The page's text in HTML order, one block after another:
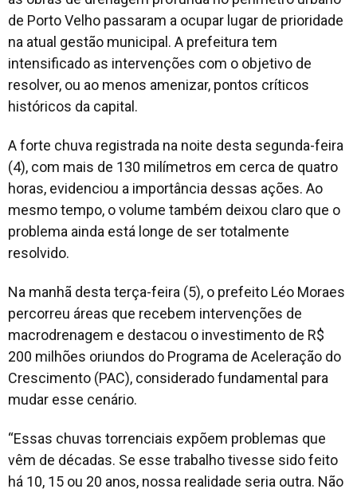
de Porto Velho passaram a ocupar lugar de prioridade
na atual gestão municipal. A prefeitura tem
intensificado as intervenções com o objetivo de
resolver, ou ao menos amenizar, pontos críticos
históricos da capital.
A forte chuva registrada na noite desta segunda-feira
(4), com mais de 130 milímetros em cerca de quatro
horas, evidenciou a importância dessas ações. Ao
mesmo tempo, o volume também deixou claro que o
problema ainda está longe de ser totalmente
resolvido.
Na manhã desta terça-feira (5), o prefeito Léo Moraes
percorreu áreas que recebem intervenções de
macrodrenagem e destacou o investimento de R$
200 milhões oriundos do Programa de Aceleração do
Crescimento (PAC), considerado fundamental para
mudar esse cenário.
“Essas chuvas torrenciais expõem problemas que
vêm de décadas. Se esse trabalho tivesse sido feito
há 10, 15 ou 20 anos, nossa realidade seria outra. Não